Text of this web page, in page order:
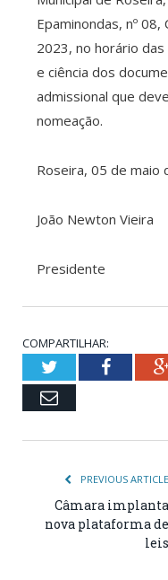
Epaminondas, nº
2023, no horário
e ciência dos
admissional que
nomeação.
Roseira, 05 de maio
João Newton Vieira
Presidente
COMPARTILHAR:
Twitter
Email
PREVIOUS ARTICLE
Câmara implanta
nova plataforma de
leis